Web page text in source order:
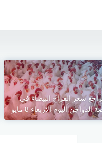
سعر الفراخ البيضاء في
الدواجن اليوم الاربعاء 8 مايو